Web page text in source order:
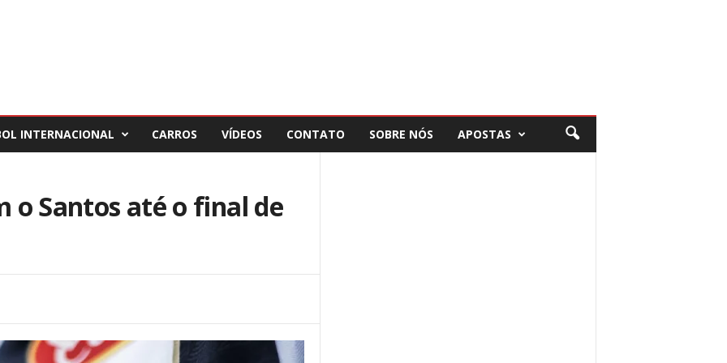
INTERNACIONAL CARROS VÍDEOS CONTATO SOBRE NÓS APOSTAS
o Santos até o final de